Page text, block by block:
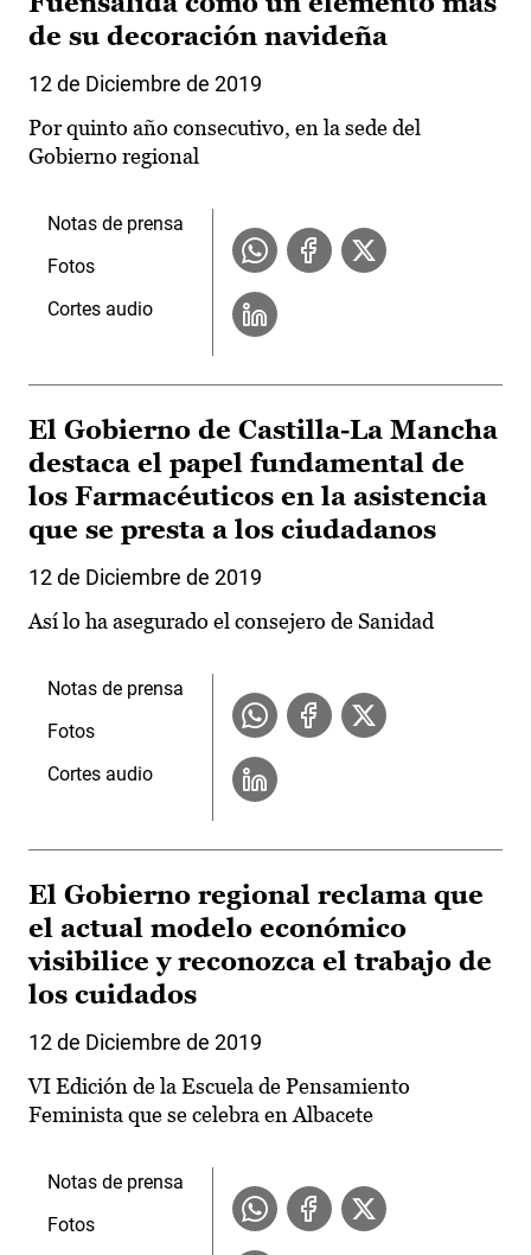
de su decoración navideña
12 de Diciembre de 2019
Por quinto año consecutivo, en la sede del
Gobierno regional
Notas de prensa
Fotos
Cortes audio
El Gobierno de Castilla-La Mancha
destaca el papel fundamental de
los Farmacéuticos en la asistencia
que se presta a los ciudadanos
12 de Diciembre de 2019
Así lo ha asegurado el consejero de Sanidad
Notas de prensa
Fotos
Cortes audio
El Gobierno regional reclama que
el actual modelo económico
visibilice y reconozca el trabajo de
los cuidados
12 de Diciembre de 2019
VI Edición de la Escuela de Pensamiento
Feminista que se celebra en Albacete
Notas de prensa
Fotos